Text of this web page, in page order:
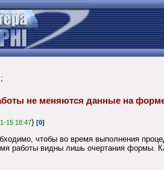
;
не меняются данные на
15 18:47) [0]
чтобы во время выполнения
работы видны лишь очертания формы.